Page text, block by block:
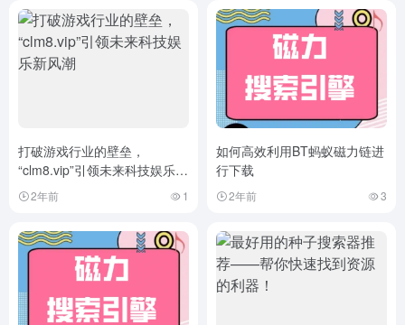
打破游戏行业的壁垒，
“clm8.vip”引领未来科技娱乐新
风潮2年前 1
如何高效利用BT蚂蚁磁力链进
行下载
2年前 3